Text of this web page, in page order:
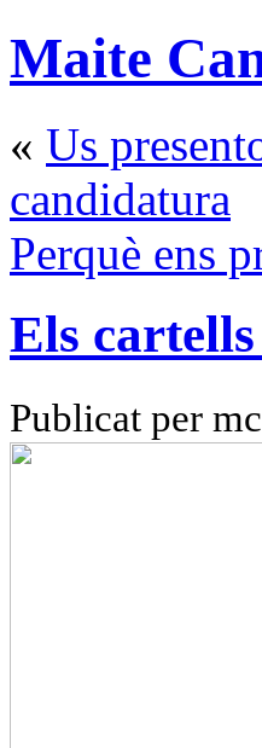
Maite
« Us
candidatura
Perquè ens
Els
Publicat per